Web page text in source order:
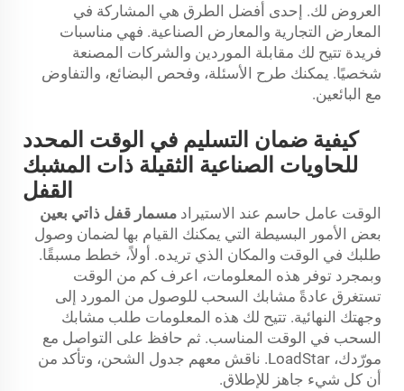
العروض لك. إحدى أفضل الطرق هي المشاركة في
المعارض التجارية والمعارض الصناعية. فهي مناسبات
فريدة تتيح لك مقابلة الموردين والشركات المصنعة
شخصيًا. يمكنك طرح الأسئلة، وفحص البضائع، والتفاوض
مع البائعين.
كيفية ضمان التسليم في الوقت المحدد
للحاويات الصناعية الثقيلة ذات المشبك
القفل
الوقت عامل حاسم عند الاستيراد مسمار قفل ذاتي بعين
بعض الأمور البسيطة التي يمكنك القيام بها لضمان وصول
طلبك في الوقت والمكان الذي تريده. أولاً، خطط مسبقًا.
وبمجرد توفر هذه المعلومات، اعرف كم من الوقت
تستغرق عادةً مشابك السحب للوصول من المورد إلى
وجهتك النهائية. تتيح لك هذه المعلومات طلب مشابك
السحب في الوقت المناسب. ثم حافظ على التواصل مع
مورّدك، LoadStar. ناقش معهم جدول الشحن، وتأكد من
أن كل شيء جاهز للإطلاق.